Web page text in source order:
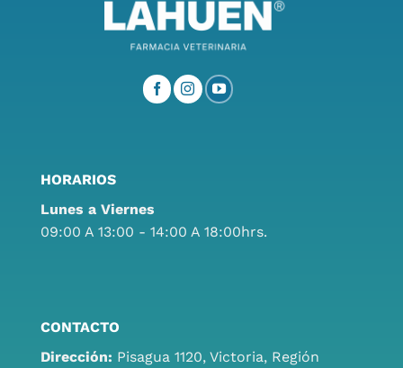
HORARIOS
Lunes a Viernes
09:00 A 13:00 - 14:00 A 18:00hrs.
CONTACTO
Dirección: Pisagua 1120, Victoria, Región